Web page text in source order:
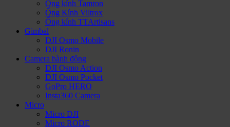
Ống kính Tamron
Ống Kính Viltrox
Ống kính TTArtisans
Gimbal
DJI Osmo Mobile
DJI Ronin
Camera hành động
DJI Osmo Action
DJI Osmo Pocket
GoPro HERO
Insta360 Camera
Micro
Micro DJI
Micro RODE